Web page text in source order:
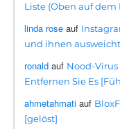
Liste (Oben auf
linda rose auf
und ihnen ausweicht
ronald auf Nood-
Entfernen Sie Es
ahmetahmati auf
[gelöst]